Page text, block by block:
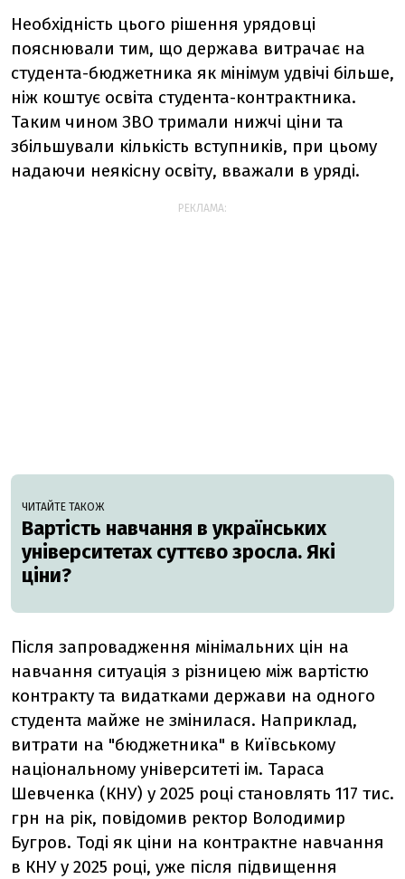
Необхідність цього рішення урядовці
пояснювали тим, що держава витрачає на
студента-бюджетника як мінімум удвічі більше,
ніж коштує освіта студента-контрактника.
Таким чином ЗВО тримали нижчі ціни та
збільшували кількість вступників, при цьому
надаючи неякісну освіту, вважали в уряді.
РЕКЛАМА:
ЧИТАЙТЕ ТАКОЖ
Вартість навчання в українських
університетах суттєво зросла. Які
ціни?
Після запровадження мінімальних цін на
навчання ситуація з різницею між вартістю
контракту та видатками держави на одного
студента майже не змінилася. Наприклад,
витрати на "бюджетника" в Київському
національному університеті ім. Тараса
Шевченка (КНУ) у 2025 році становлять 117 тис.
грн на рік, повідомив ректор Володимир
Бугров. Тоді як ціни на контрактне навчання
в КНУ у 2025 році, уже після підвищення